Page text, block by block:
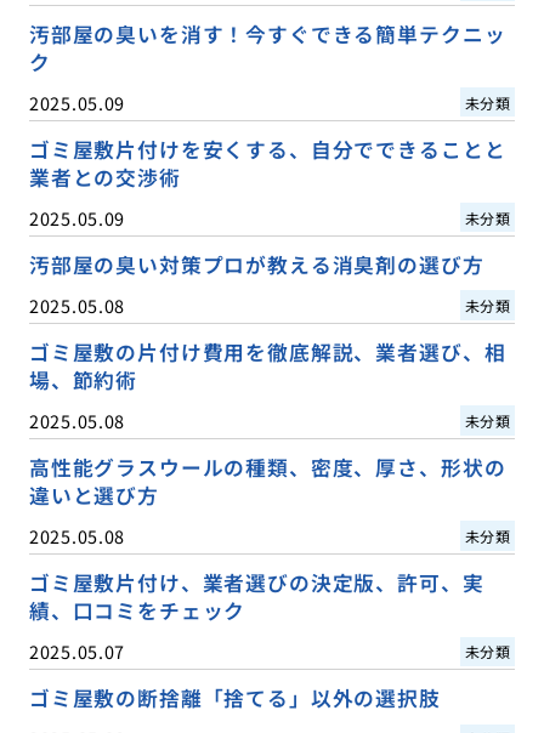
汚部屋の臭いを消す！今すぐできる簡単テクニッ
ク
2025.05.09 未分類
ゴミ屋敷片付けを安くする、自分でできることと
業者との交渉術
2025.05.09 未分類
汚部屋の臭い対策プロが教える消臭剤の選び方
2025.05.08 未分類
ゴミ屋敷の片付け費用を徹底解説、業者選び、相
場、節約術
2025.05.08 未分類
高性能グラスウールの種類、密度、厚さ、形状の
違いと選び方
2025.05.08 未分類
ゴミ屋敷片付け、業者選びの決定版、許可、実
績、口コミをチェック
2025.05.07 未分類
ゴミ屋敷の断捨離「捨てる」以外の選択肢